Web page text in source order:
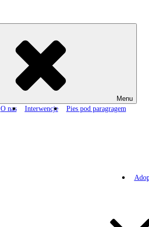
Menu
O nas
Interwencje Pies pod paragragem